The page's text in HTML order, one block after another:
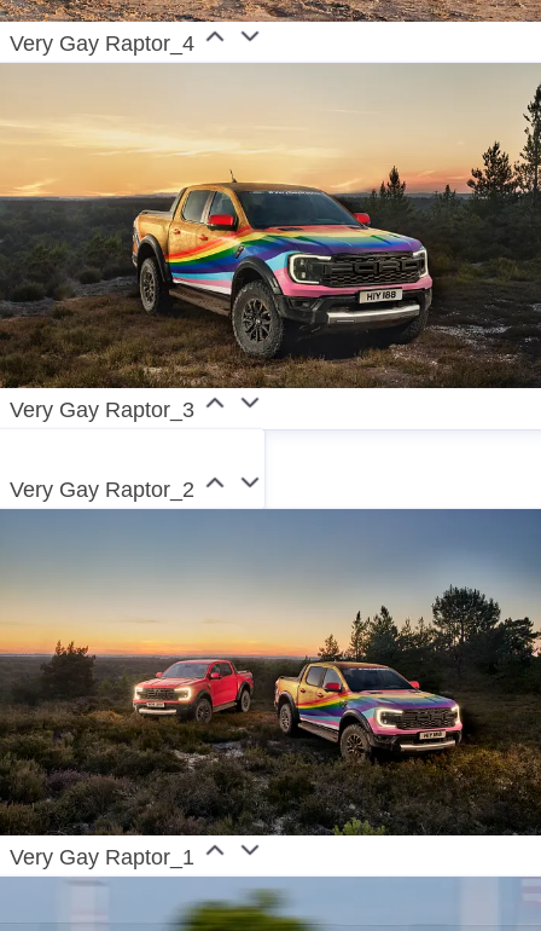
Very Gay Raptor_4
Very Gay Raptor_3
Very Gay Raptor_2
Very Gay Raptor_1